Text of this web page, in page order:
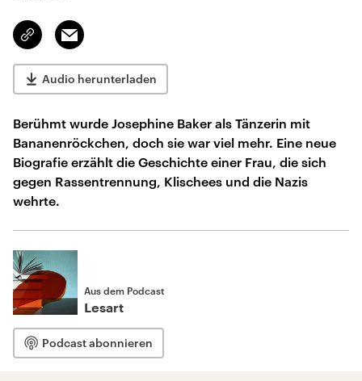
Link
kopieren/teilen
Email
Audio herunterladen
Berühmt wurde Josephine Baker als Tänzerin mit
Bananenröckchen, doch sie war viel mehr. Eine neue
Biografie erzählt die Geschichte einer Frau, die sich
gegen Rassentrennung, Klischees und die Nazis
wehrte.
Aus dem Podcast
Lesart
Podcast abonnieren